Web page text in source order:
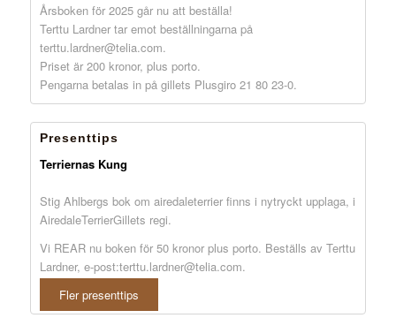
Årsboken för 2025 går nu att beställa!
Terttu Lardner tar emot beställningarna på
terttu.lardner@telia.com.
Priset är 200 kronor, plus porto.
Pengarna betalas in på gillets Plusgiro 21 80 23-0.
Presenttips
Terriernas Kung
Stig Ahlbergs bok om airedaleterrier finns i nytryckt upplaga, i
AiredaleTerrierGillets regi.
Vi REAR nu boken för 50 kronor plus porto. Beställs av Terttu
Lardner, e-post:terttu.lardner@telia.com.
Fler presenttips